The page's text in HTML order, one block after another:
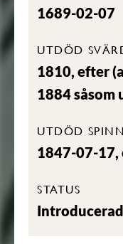
1689-02-07
UTDÖD
1810, efter
1884 såsom
UTDÖD
1847-07-17,
STATUS
Introducerad